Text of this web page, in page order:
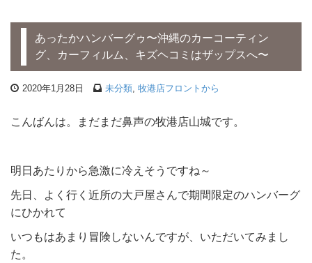
あったかハンバーグゥ〜沖縄のカーコーティン
グ、カーフィルム、キズヘコミはザップスへ〜
2020年1月28日 未分類 牧港店フロントから
こんばんは。まだまだ鼻声の牧港店山城です。
明日あたりから急激に冷えそうですね～
先日、よく行く近所の大戸屋さんで期間限定のハンバーグ
にひかれて
いつもはあまり冒険しないんですが、いただいてみまし
た。